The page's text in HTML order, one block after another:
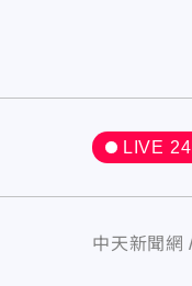
LIVE
中天新聞網